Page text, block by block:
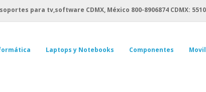
para tv,software CDMX, México 800-8906874 CDMX:
Laptops y Notebooks Componentes